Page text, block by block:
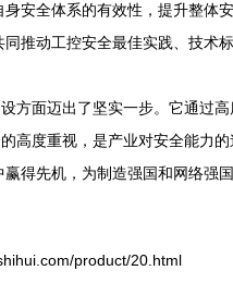
安全体系的有效性，提升整体安
推动工控安全最佳实践、技术
方面迈出了坚实一步。它通过
高度重视，是产业对安全能力
得先机，为制造强国和网络强
product/20.html